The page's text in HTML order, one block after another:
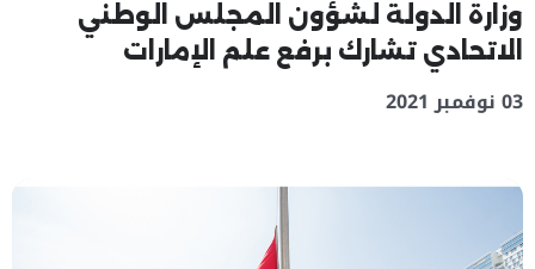
وزارة الدولة لشؤون المجلس الوطني
الاتحادي تشارك برفع علم الإمارات
03 نوفمبر 2021